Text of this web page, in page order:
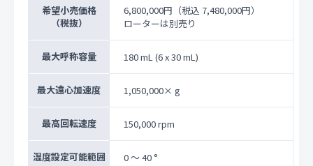
希望小売価格
（税抜）
6,800,000円 （税込 7,480,000円）
ローターは別売り
最大呼称容量 180 mL (6 x 30 mL)
最大遠心加速度 1,050,000× g
最高回転速度 150,000 rpm
温度設定可能範囲
0 ～ 40 °